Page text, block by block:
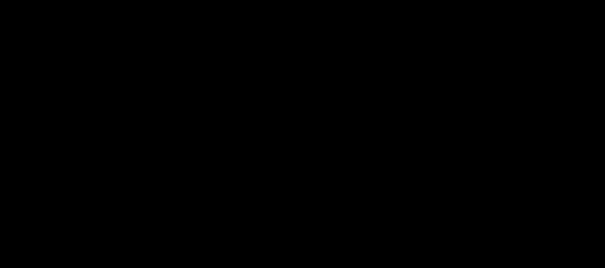
la delegada del Gobierno de la
jefe del Servicio de Protección